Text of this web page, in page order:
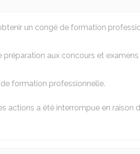
un congé de formation
préparation aux concours et
formation professionnelle.
actions a été interrompue en raison